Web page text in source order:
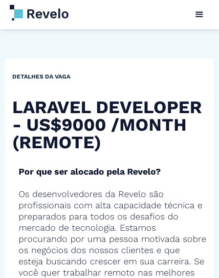
DETALHES DA VAGA
LARAVEL DEVELOPER
- US$9000 /MONTH
(REMOTE)
Por que ser alocado pela Revelo?
Os desenvolvedores da Revelo são
profissionais com alta capacidade técnica e
preparados para todos os desafios do
mercado de tecnologia. Estamos
procurando por uma pessoa motivada sobre
os negócios dos nossos clientes e que
esteja buscando crescer em sua carreira. Se
você quer trabalhar remoto nas melhores